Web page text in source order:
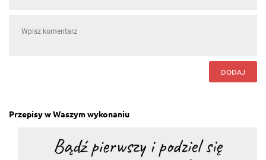
DODAJ
Przepisy w Waszym wykonaniu